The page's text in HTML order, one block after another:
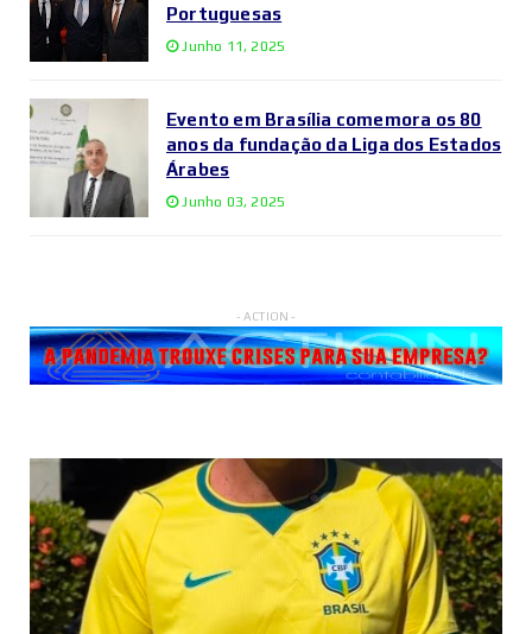
Portuguesas
Junho 11, 2025
Evento em Brasília comemora os 80
anos da fundação da Liga dos Estados
Árabes
Junho 03, 2025
- ACTION -